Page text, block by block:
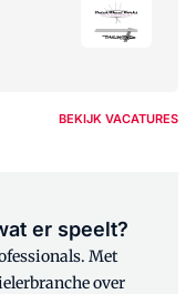
BEKIJK VACATURES
er speelt?
Met
over